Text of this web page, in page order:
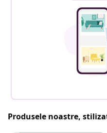
Produsele noastre,